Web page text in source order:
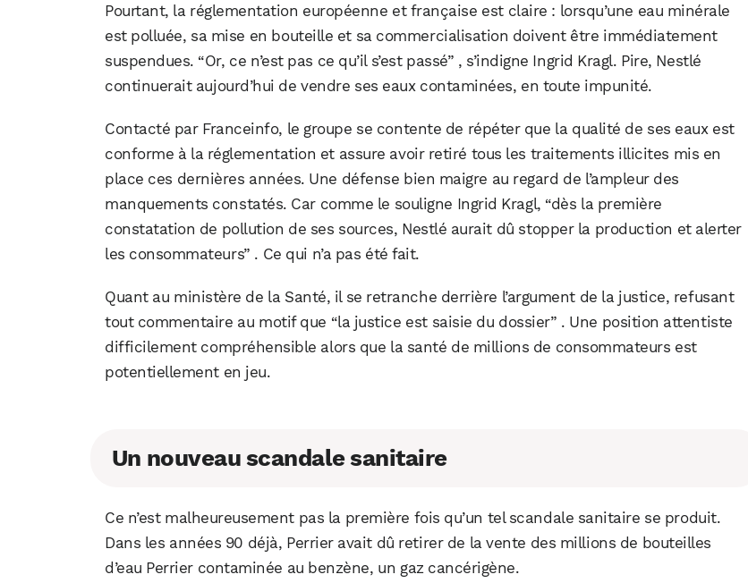
Pourtant, la réglementation européenne et française est claire : lorsqu’une eau minérale
est polluée, sa mise en bouteille et sa commercialisation doivent être immédiatement
suspendues. “Or, ce n’est pas ce qu’il s’est passé” , s’indigne Ingrid Kragl. Pire, Nestlé
continuerait aujourd’hui de vendre ses eaux contaminées, en toute impunité.
Contacté par Franceinfo, le groupe se contente de répéter que la qualité de ses eaux est
conforme à la réglementation et assure avoir retiré tous les traitements illicites mis en
place ces dernières années. Une défense bien maigre au regard de l’ampleur des
manquements constatés. Car comme le souligne Ingrid Kragl, “dès la première
constatation de pollution de ses sources, Nestlé aurait dû stopper la production et alerter
les consommateurs” . Ce qui n’a pas été fait.
Quant au ministère de la Santé, il se retranche derrière l’argument de la justice, refusant
tout commentaire au motif que “la justice est saisie du dossier” . Une position attentiste
difficilement compréhensible alors que la santé de millions de consommateurs est
potentiellement en jeu.
Un nouveau scandale sanitaire
Ce n’est malheureusement pas la première fois qu’un tel scandale sanitaire se produit.
Dans les années 90 déjà, Perrier avait dû retirer de la vente des millions de bouteilles
d’eau Perrier contaminée au benzène, un gaz cancérigène.